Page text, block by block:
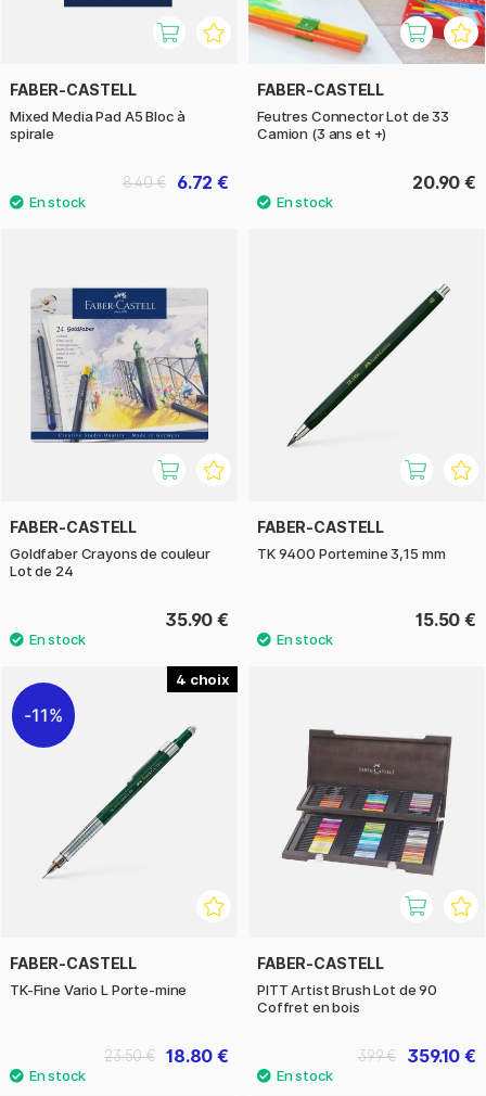
FABER-CASTELL
Mixed Media Pad A5 Bloc à
spirale
6.72 €
8.40 €
FABER-CASTELL
Feutres Connector Lot de 33
Camion (3 ans et +)
20.90 €
FABER-CASTELL
Goldfaber Crayons de couleur
Lot de 24
35.90 €
FABER-CASTELL
TK 9400 Portemine 3,15 mm
15.50 €
4
11%
FABER-CASTELL
TK-Fine Vario L Porte-mine
18.80 €
23.50 €
FABER-CASTELL
PITT Artist Brush Lot de 90
Coffret en bois
359.10 €
399 €